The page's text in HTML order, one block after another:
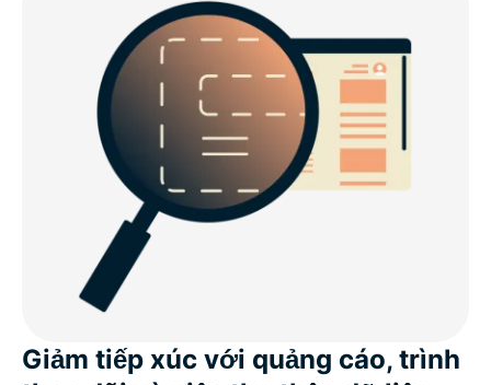
Giảm tiếp xúc với quảng cáo, trình